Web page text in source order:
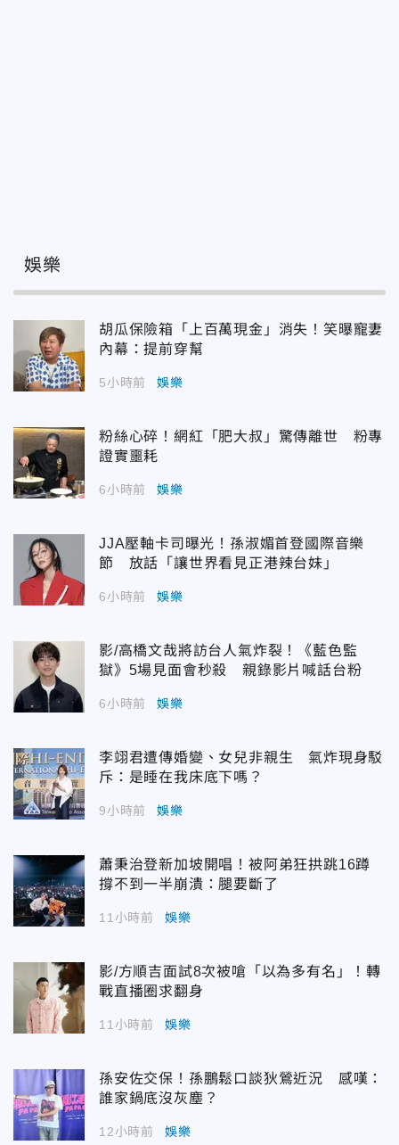
娛樂
胡瓜保險箱「上百萬現金」消失！笑曝寵妻
內幕：提前穿幫
5小時前 娛樂
粉絲心碎！網紅「肥大叔」驚傳離世 粉專
證實噩耗
6小時前 娛樂
JJA壓軸卡司曝光！孫淑媚首登國際音樂
節 放話「讓世界看見正港辣台妹」
6小時前 娛樂
影/高橋文哉將訪台人氣炸裂！《藍色監
獄》5場見面會秒殺 親錄影片喊話台粉
6小時前 娛樂
李翊君遭傳婚變、女兒非親生 氣炸現身駁
斥：是睡在我床底下嗎？
9小時前 娛樂
蕭秉治登新加坡開唱！被阿弟狂拱跳16蹲
撐不到一半崩潰：腿要斷了
11小時前 娛樂
影/方順吉面試8次被嗆「以為多有名」！轉
戰直播圈求翻身
11小時前 娛樂
孫安佐交保！孫鵬鬆口談狄鶯近況 感嘆：
誰家鍋底沒灰塵？
12小時前 娛樂